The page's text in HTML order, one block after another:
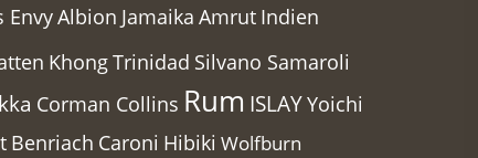
EnvyAlbion Jamaika Amrut Indien
KhongTrinidad Silvano Samaroli
Corman Collins Rum ISLAYYoichi
Benriach Caroni Hibiki Wolfburn